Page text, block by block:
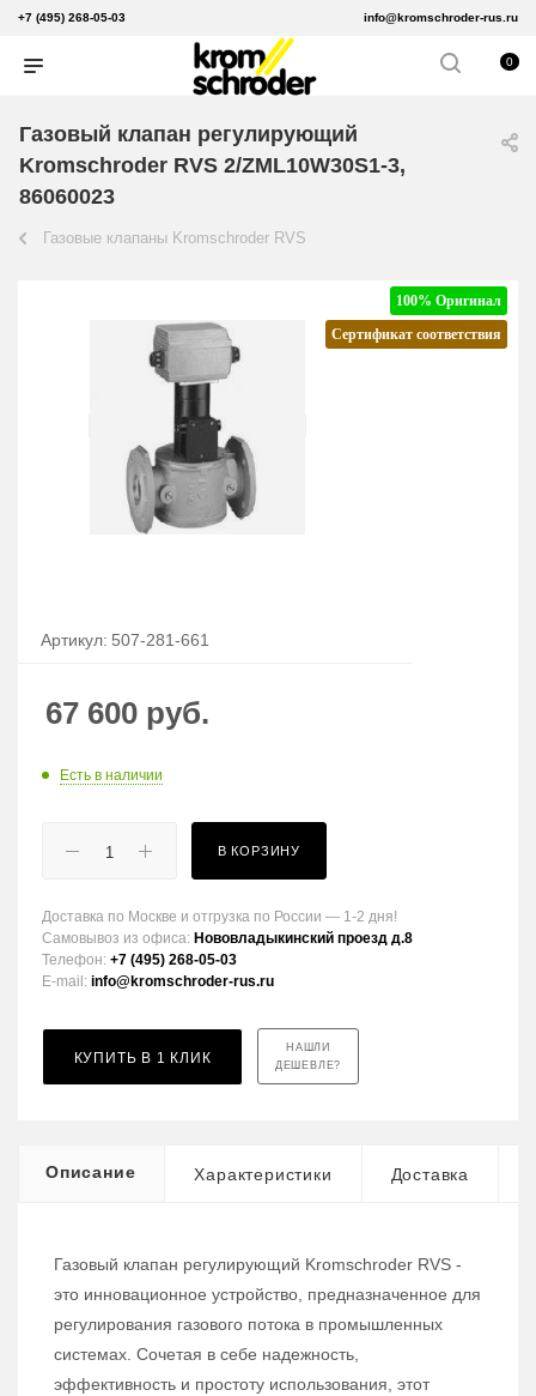
+7 (495) 268-05-03 info@kromschroder-rus.ru
0
Газовый клапан регулирующий
Kromschroder RVS 2/ZML10W30S1-3,
86060023
Газовые клапаны Kromschroder RVS
100% Оригинал
Сертификат соответствия
Артикул: 507-281-661
67 600 руб.
Есть в наличии
В КОРЗИНУ
Доставка по Москве и отгрузка по России — 1-2 дня!
Самовывоз из офиса: Нововладыкинский проезд д.8
Телефон: +7 (495) 268-05-03
E-mail: info@kromschroder-rus.ru
КУПИТЬ В 1 КЛИК
НАШЛИ
ДЕШЕВЛЕ?
Описание Характеристики Доставка
Газовый клапан регулирующий Kromschroder RVS -
это инновационное устройство, предназначенное для
регулирования газового потока в промышленных
системах. Сочетая в себе надежность,
эффективность и простоту использования, этот